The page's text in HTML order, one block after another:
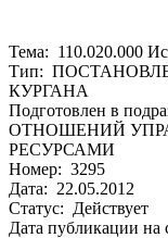
Тема: 110.020.000
Тип:
КУРГАНА
Подготовлен в
ОТНОШЕНИЙ
РЕСУРСАМИ
Номер: 3295
Дата: 22.05.2012
Статус: Действует
Дата публикации на